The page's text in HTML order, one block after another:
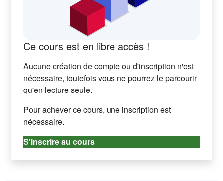
Ce cours est en libre accès !
Aucune création de compte ou d'inscription n'est
nécessaire, toutefois vous ne pourrez le parcourir
qu'en lecture seule.
Pour achever ce cours, une inscription est
nécessaire.
S'inscrire au cours